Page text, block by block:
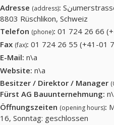
Adresse (address): Sنumerstrasse 43, 8803 Rüschlikon. Postfach:
8803 Rüschlikon, Schweiz
Telefon (phone): 01 724 26 66
Fax (fax): 01 724 26 55 (+41-01
E-Mail: n\a
Website: n\a
Besitzer / Direktor / Manager
Fürst AG Bauunternehmung:
Öffnungszeiten (opening hours):
16, Sonntag: geschlossen